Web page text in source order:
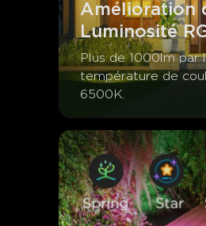
Amélioration
Luminosité
Plus de 1000lm par
température de
6500K.